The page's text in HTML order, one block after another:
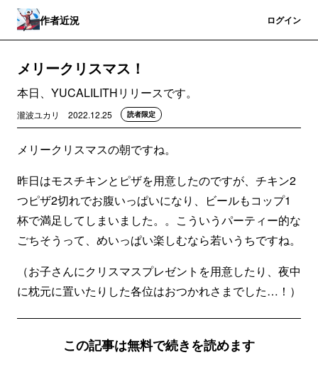
作者近況 ログイン
メリークリスマス！
本日、YUCALILITHリリースです。
瀧波ユカリ 2022.12.25 読者限定
メリークリスマスの朝ですね。
昨日はモスチキンとピザを用意したのですが、チキン2
つピザ2切れでお腹いっぱいになり、ビールもコップ1
杯で満足してしまいました。。こういうパーティー的な
ごちそうって、めいっぱい楽しむなら若いうちですね。
（お子さんにクリスマスプレゼントを用意したり、夜中
に枕元に置いたりした各位はおつかれさまでした…！）
この記事は無料で続きを読めます